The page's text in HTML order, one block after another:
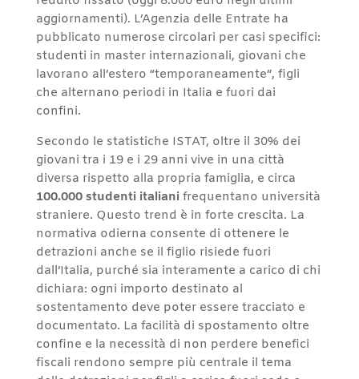
aggiornamenti). L’Agenzia delle Entrate ha
pubblicato numerose circolari per casi specifici:
studenti in master internazionali, giovani che
lavorano all’estero “temporaneamente”, figli
che alternano periodi in Italia e fuori dai
confini.
Secondo le statistiche ISTAT, oltre il 30% dei
giovani tra i 19 e i 29 anni vive in una città
diversa rispetto alla propria famiglia, e circa
100.000 studenti italianifrequentano università
straniere. Questo trend è in forte crescita. La
normativa odierna consente di ottenere le
detrazioni anche se il figlio risiede fuori
dall’Italia, purché sia interamente a carico di chi
dichiara: ogni importo destinato al
sostentamento deve poter essere tracciato e
documentato. La facilità di spostamento oltre
confine e la necessità di non perdere benefici
fiscali rendono sempre più centrale il tema